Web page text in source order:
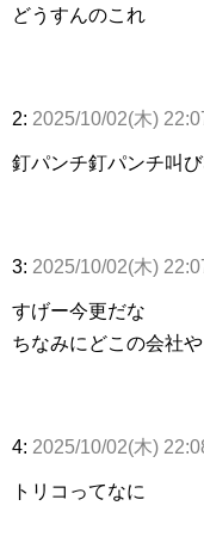
どうすんのこれ
2: 2025/10/02(木)
釘パンチ釘パンチ叫
3: 2025/10/02(木)
すげー今更だな
ちなみにどこの会社や
4: 2025/10/02(木)
トリコってなに